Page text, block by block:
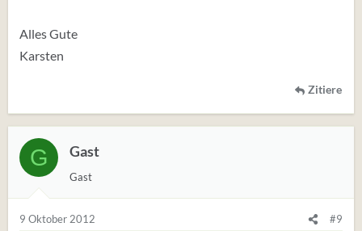
Alles Gute
Karsten
Zitiere
G Gast
Gast
9 Oktober 2012 #9